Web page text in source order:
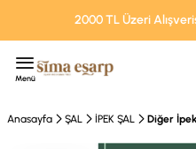
2000 TL Üzeri
Menü
Anasayfa ŞAL İPEK ŞAL Diğer